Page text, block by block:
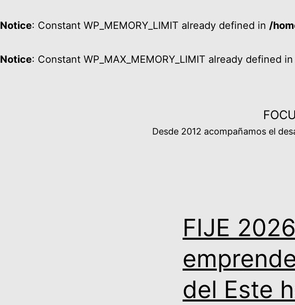
Notice: Constant WP_MEMORY_LIMIT already defined in /
Notice: Constant WP_MAX_MEMORY_LIMIT already defined in
Desde 2012 acompañamos el
FIJE
del Este